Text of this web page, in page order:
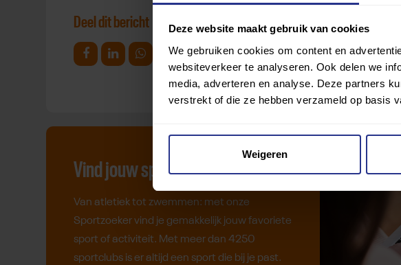
Deze website maakt gebruik van cookies
We gebruiken cookies om content en
websiteverkeer te analyseren. Ook delen we
media, adverteren en analyse. Deze partners
verstrekt of die ze hebben verzameld op basis
Weigeren
Deel dit bericht
Deel op Facebook
Deel op LinkedinDeel op Whatsapp
Mail link
Vind jouw sport
Van atletiek tot zwemmen: met onze
Sportzoeker vind je gemakkelijk jouw favoriete
sport of activiteit. Met meer dan 4250
sportclubs is er altijd een sport die bij je past.